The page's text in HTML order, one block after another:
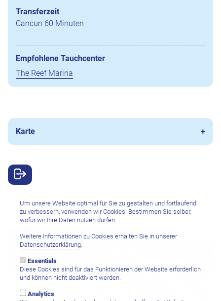
Transferzeit
Cancun 60 Minuten
Empfohlene Tauchcenter
The Reef Marina
Karte
Hotels
Um unsere Website optimal für Sie zu gestalten und fortlaufend
zu verbessern, verwenden wir Cookies. Bestimmen Sie selber,
wofür wir Ihre Daten nutzen dürfen.
Weitere Informationen zu Cookies erhalten Sie in unserer
Datenschutzerklärung
Essentials
Diese Cookies sind für das Funktionieren der Website erforderlich
und können nicht deaktiviert werden.
Analytics